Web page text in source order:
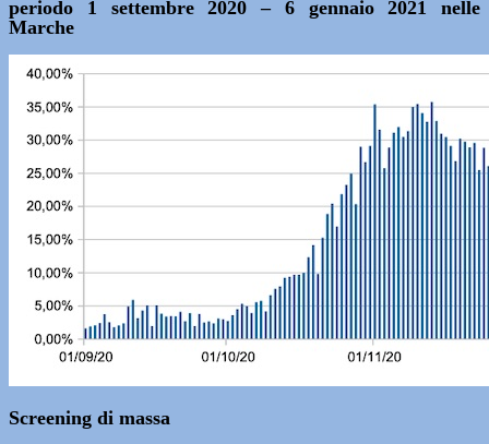
periodo 1 settembre 2020 – 6 gennaio 2021 nelle
Marche
Screening di massa